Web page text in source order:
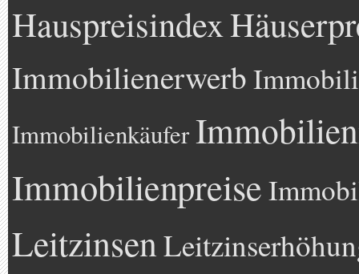
Hauspreisindex
Immobilienerwerb
Immobilienkäufer
Immobilienpreise
Leitzinsen